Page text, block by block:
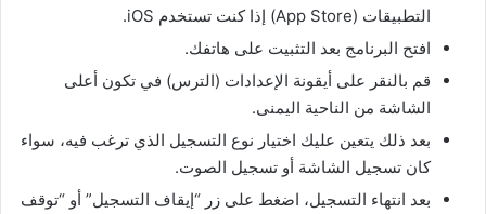
التطبيقات (App Store) إذا كنت تستخدم iOS.
افتح البرنامج بعد التثبيت على هاتفك.
قم بالنقر على أيقونة الإعدادات (الترس) في تكون أعلى
الشاشة من الناحية اليمنى.
بعد ذلك يتعين عليك اختيار نوع التسجيل الذي ترغب فيه، سواء
كان تسجيل الشاشة أو تسجيل الصوت.
بعد انتهاء التسجيل، اضغط على زر “إيقاف التسجيل” أو “توقف